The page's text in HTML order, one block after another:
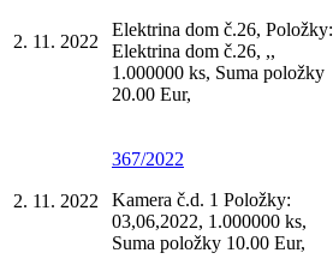
2. 11. 2022
Elektrina dom č.26, Položky:
Elektrina dom č.26, ,,
1.000000 ks, Suma položky
20.00 Eur,
2. 11. 2022
367/2022
Kamera č.d. 1 Položky:
03,06,2022, 1.000000 ks,
Suma položky 10.00 Eur,